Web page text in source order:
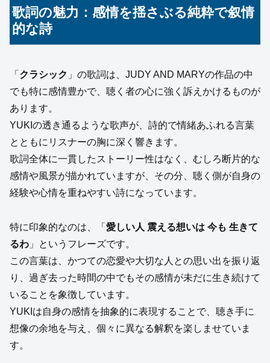
歌詞の魅力：感情を揺さぶる純粋で叙情
的な詩
「 クラシック 」の歌詞は、JUDY AND MARYの作品の中
でも特に感情豊かで、聴く者の心に強く訴えかけるものが
あります。
YUKIの透き通るような歌声が、詩的で情緒あふれる言葉
とともにリスナーの胸に深く響きます。
歌詞全体に一貫したストーリー性はなく、むしろ断片的な
感情や風景が描かれていますが、その分、聴く側が自身の
経験や心情を重ねやすい詩になっています。
特に印象的なのは、「 愛しい人 震える想いは 今も 生きて
るわ 」というフレーズです。
この言葉は、かつての恋愛や大切な人との思い出を振り返
り、過ぎ去った時間の中でもその感情が未だに生き続けて
いることを象徴しています。
YUKIは自身の感情を抽象的に表現することで、聴き手に
想像の余地を与え、個々に異なる解釈を楽しませていま
す。